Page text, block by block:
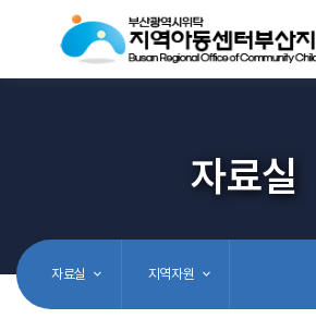
자료실
자료실 지역자원